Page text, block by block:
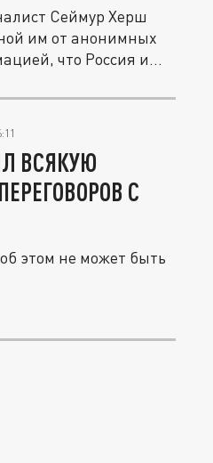
Сеймур Херш
им от анонимных
что Россия и...
ВСЯКУЮ
С
этом не может быть